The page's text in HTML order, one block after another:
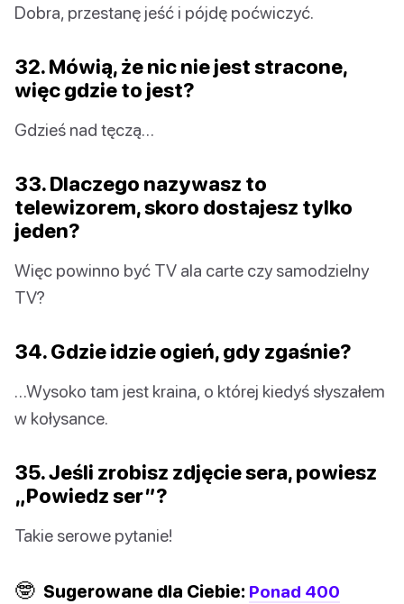
Dobra, przestanę jeść i pójdę poćwiczyć.
32. Mówią, że nic nie jest stracone,
więc gdzie to jest?
Gdzieś nad tęczą…
33. Dlaczego nazywasz to
telewizorem, skoro dostajesz tylko
jeden?
Więc powinno być TV ala carte czy samodzielny
TV?
34. Gdzie idzie ogień, gdy zgaśnie?
…Wysoko tam jest kraina, o której kiedyś słyszałem
w kołysance.
35. Jeśli zrobisz zdjęcie sera, powiesz
„Powiedz ser”?
Takie serowe pytanie!
🤓 Sugerowane dla Ciebie: Ponad 400